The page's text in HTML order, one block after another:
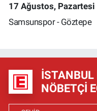
17 Ağustos, Pazartesi
Samsunspor - Göztepe
İSTANBUL
NÖBETÇI